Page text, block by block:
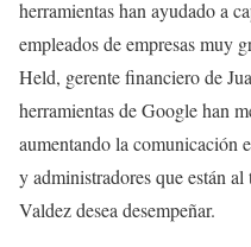
herramientas han ayudado a
empleados de empresas muy
Held, gerente financiero de
herramientas de Google han
aumentando la comunicación
y administradores que están al
Valdez desea desempeñar.